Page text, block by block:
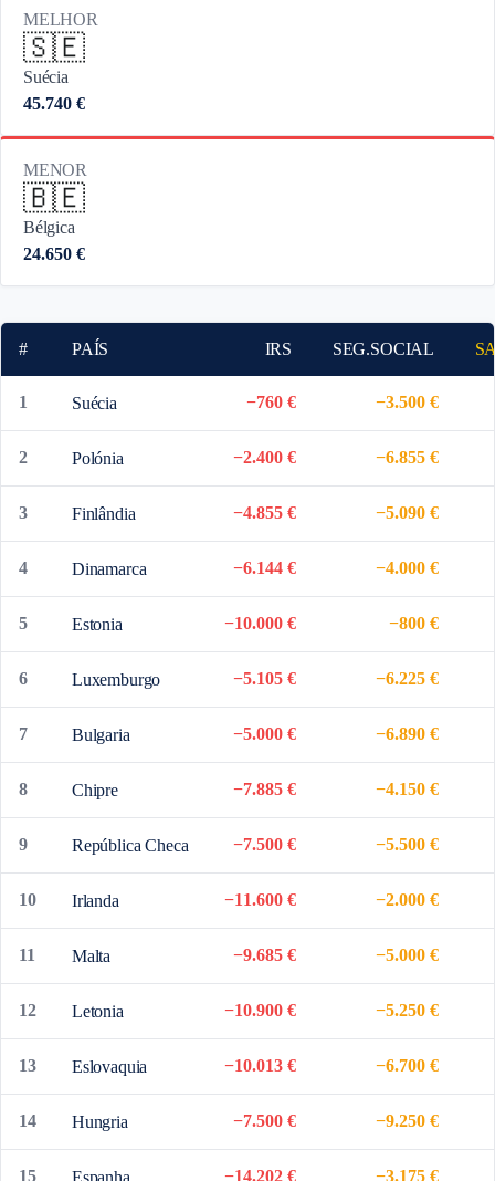
MELHOR
🇸🇪
Suécia
45.740 €
MENOR
🇧🇪
Bélgica
24.650 €
# PAÍS IRS SEG.SOCIAL
1 Suécia −760 € −3.500 €
2 Polónia −2.400 € −6.855 €
3 Finlândia −4.855 € −5.090 €
4 Dinamarca −6.144 € −4.000 €
5 Estonia −10.000 € −800 €
6 Luxemburgo −5.105 € −6.225 €
7 Bulgaria −5.000 € −6.890 €
8 Chipre −7.885 € −4.150 €
9 República Checa −7.500 € −5.500 €
10 Irlanda −11.600 € −2.000 €
11 Malta −9.685 € −5.000 €
12 Letonia −10.900 € −5.250 €
13 Eslovaquia −10.013 € −6.700 €
14 Hungria −7.500 € −9.250 €
15 −14.202 € −3.175 €